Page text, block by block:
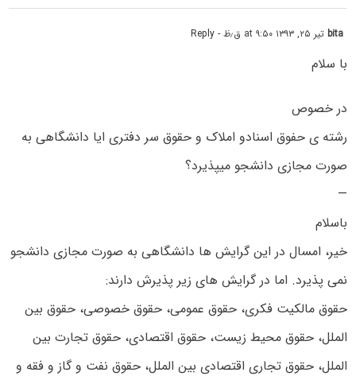
bitaتیر ۲۵, ۱۳۹۳ at ۹:۵۰ ق٫ظ - Reply
با سلام
در خصوص
رشته ی حفوق اسنادو املاک و حقوق سر دفتری ایا دانشگاهی به
صورت مجازی دانشجو میپذیرد؟
—
باسلام
خیر، امسال در این گرایش ها دانشگاهی به صورت مجازی دانشجو
نمی پذیرد. اما در گرایش های زیر پذیرش دارند:
حقوق مالکیت فکری، حقوق عمومی، حقوق خصوصی، حقوق بین
الملل، حقوق محیط زیست، حقوق اقتصادی، حقوق تجارت بین
الملل، حقوق تجاری اقتصادی بین الملل، حقوق نفت و گاز و فقه و